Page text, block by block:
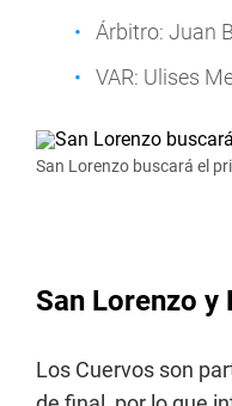
Árbitro: Juan
VAR: Ulises
San Lorenzo buscará el
San Lorenzo
Los Cuervos son